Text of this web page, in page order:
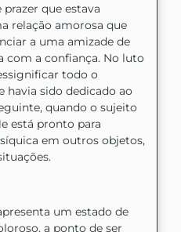
que estava
relação amorosa que
a uma amizade de
com a confiança. No luto
todo o
sido dedicado ao
quando o sujeito
está pronto para
em outros objetos,
um estado de
a ponto de ser